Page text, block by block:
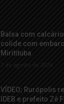
Balsa com
colide com
Miritituba
7 de agosto de 2026
VÍDEO; Rurópolis
IDEB e prefeito Zé